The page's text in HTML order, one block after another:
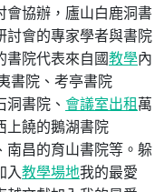
會協辦，廬山白鹿洞書
討會的專家學者與書院
書院代表來自國教學內
書院、考亭書院
書院、 會議室出租 萬
上饒的鵝湖書院
南昌的育山書院等。躲
入教學場地我的最愛